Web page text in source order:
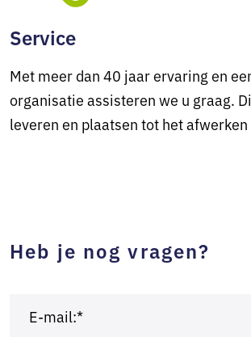
Service
Met meer dan 40 jaar ervaring en
organisatie assisteren we u graag.
leveren en plaatsen tot het
Heb je nog vragen?
E-mail:*